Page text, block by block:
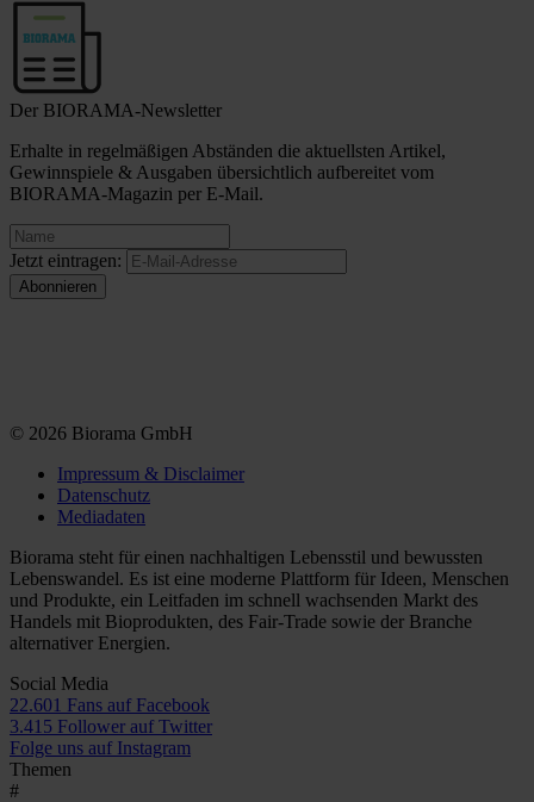
Der BIORAMA-Newsletter
Erhalte in regelmäßigen Abständen die aktuellsten Artikel,
Gewinnspiele & Ausgaben übersichtlich aufbereitet vom
BIORAMA-Magazin per E-Mail.
Jetzt eintragen:
© 2026 Biorama GmbH
Impressum & Disclaimer
Datenschutz
Mediadaten
Biorama steht für einen nachhaltigen Lebensstil und bewussten
Lebenswandel. Es ist eine moderne Plattform für Ideen, Menschen
und Produkte, ein Leitfaden im schnell wachsenden Markt des
Handels mit Bioprodukten, des Fair-Trade sowie der Branche
alternativer Energien.
Social Media
22.601 Fans auf Facebook
3.415 Follower auf Twitter
Folge uns auf Instagram
Themen
#